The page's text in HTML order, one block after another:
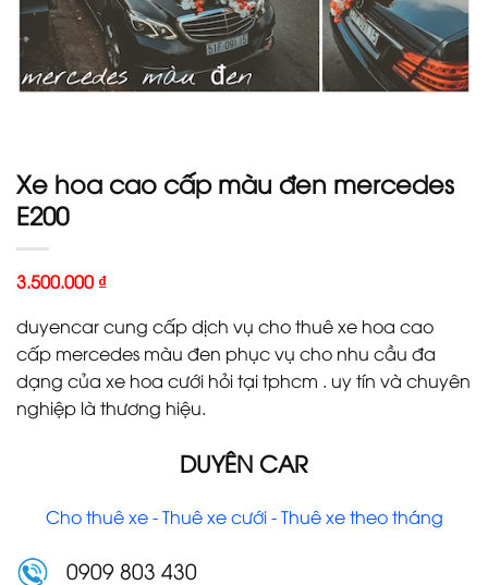
Xe hoa cao cấp màu đen mercedes
E200
3.500.000 ₫
duyencar cung cấp dịch vụ cho thuê xe hoa cao
cấp mercedes màu đen phục vụ cho nhu cầu đa
dạng của xe hoa cưới hỏi tại tphcm . uy tín và chuyên
nghiệp là thương hiệu.
DUYÊN CAR
Cho thuê xe - Thuê xe cưới - Thuê xe theo tháng
0909 803 430